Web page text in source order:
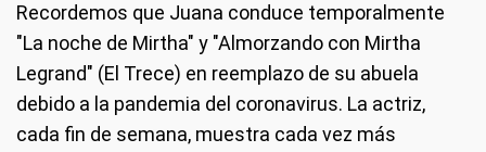
Recordemos que Juana conduce temporalmente
"La noche de Mirtha" y "Almorzando con Mirtha
Legrand" (El Trece) en reemplazo de su abuela
debido a la pandemia del coronavirus. La actriz,
cada fin de semana, muestra cada vez más